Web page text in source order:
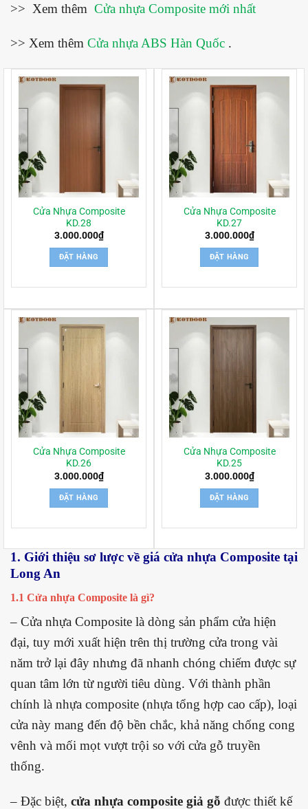
>> Xem thêm Cửa nhựa Composite mới nhất
>> Xem thêm Cửa nhựa ABS Hàn Quốc .
Cửa Nhựa Composite
KD.28
3.000.000₫
ĐẶT HÀNG
Cửa Nhựa Composite
KD.27
3.000.000₫
ĐẶT HÀNG
Cửa Nhựa Composite
KD.26
3.000.000₫
ĐẶT HÀNG
Cửa Nhựa Composite
KD.25
3.000.000₫
ĐẶT HÀNG
1. Giới thiệu sơ lược về giá cửa nhựa Composite tại
Long An
1.1 Cửa nhựa Composite là gì?
– Cửa nhựa Composite là dòng sản phẩm cửa hiện
đại, tuy mới xuất hiện trên thị trường cửa trong vài
năm trở lại đây nhưng đã nhanh chóng chiếm được sự
quan tâm lớn từ người tiêu dùng. Với thành phần
chính là nhựa composite (nhựa tổng hợp cao cấp), loại
cửa này mang đến độ bền chắc, khả năng chống cong
vênh và mối mọt vượt trội so với cửa gỗ truyền
thống.
– Đặc biệt, cửa nhựa composite giả gỗ được thiết kế